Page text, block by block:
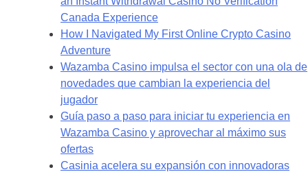
Canada Experience
How I Navigated My First Online Crypto Casino
Adventure
Wazamba Casino impulsa el sector con una ola de
novedades que cambian la experiencia del
jugador
Guía paso a paso para iniciar tu experiencia en
Wazamba Casino y aprovechar al máximo sus
ofertas
Casinia acelera su expansión con innovadoras